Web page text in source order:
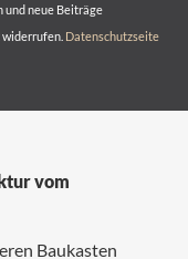
und neue Beiträge
Datenschutzseite
vom
Baukasten